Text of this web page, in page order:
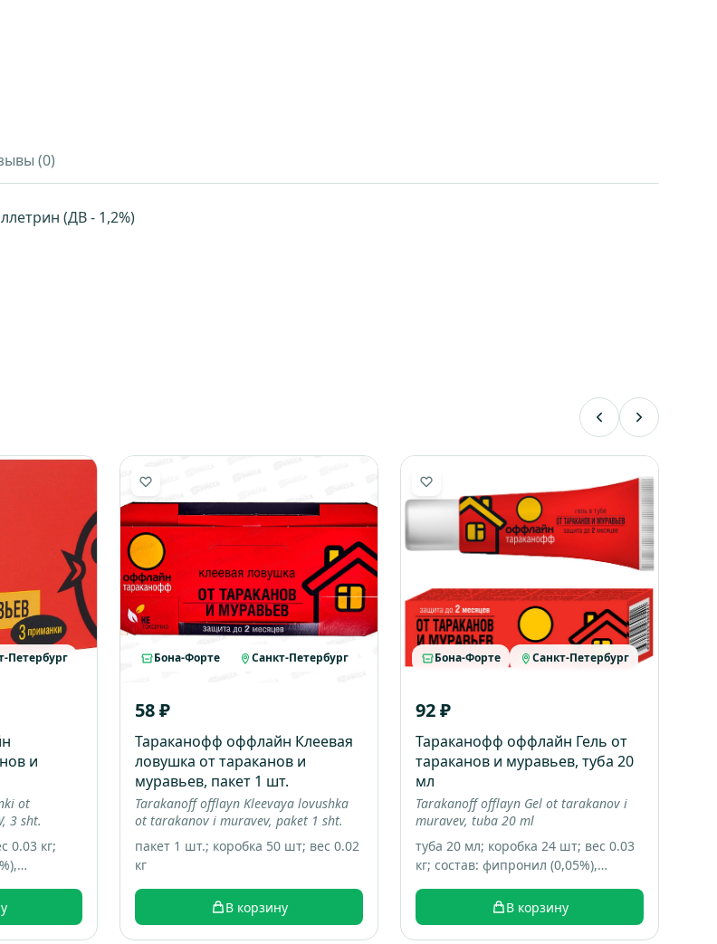
(0)
(ДВ - 1,2%)
Петербург
и
ot
3 sht.
0.03 кг;
Бона-Форте Санкт-Петербург
58 ₽
Тараканофф оффлайн Клеевая
ловушка от тараканов и
муравьев, пакет 1 шт.
Tarakanoff offlayn Kleevaya lovushka
ot tarakanov i muravev, paket 1 sht.
пакет 1 шт.; коробка 50 шт; вес 0.02
кг
В корзину
Бона-Форте Санкт-Петербург
92 ₽
Тараканофф оффлайн Гель от
тараканов и муравьев, туба 20
мл
Tarakanoff offlayn Gel ot tarakanov i
muravev, tuba 20 ml
туба 20 мл; коробка 24 шт; вес 0.03
кг; состав: фипронил (0,05%),
консервант, битрекс, пищевые
аттрактанты
В корзину